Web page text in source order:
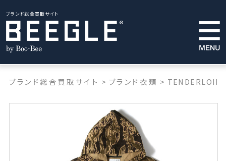
ブランド総合買取サイト
ブランド総合買取サイト > ブランド衣類 > TENDERLOIN